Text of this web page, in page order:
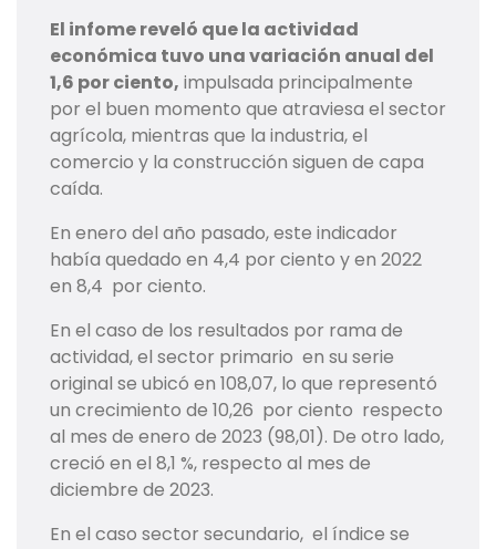
El infome reveló que la actividad
económica tuvo una variación anual del
1,6 por ciento, impulsada principalmente
por el buen momento que atraviesa el sector
agrícola, mientras que la industria, el
comercio y la construcción siguen de capa
caída.
En enero del año pasado, este indicador
había quedado en 4,4 por ciento y en 2022
en 8,4 por ciento.
En el caso de los resultados por rama de
actividad, el sector primario en su serie
original se ubicó en 108,07, lo que representó
un crecimiento de 10,26 por ciento respecto
al mes de enero de 2023 (98,01). De otro lado,
creció en el 8,1 %, respecto al mes de
diciembre de 2023.
En el caso sector secundario, el índice se